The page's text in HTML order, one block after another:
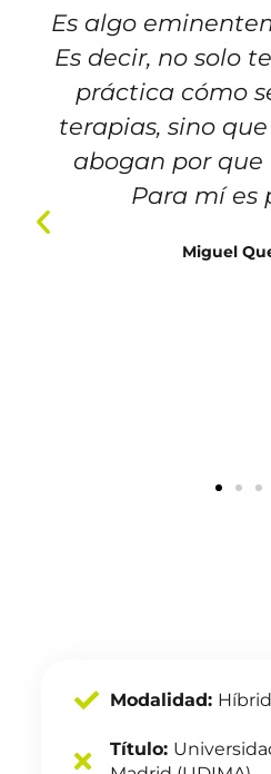
Es algo
Es decir, no solo
práctica cómo
terapias, sino
abogan por que
Para mí es
Miguel
Modalidad:
Título: